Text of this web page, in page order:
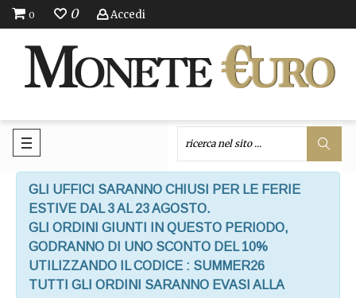
0 0 Accedi
GLI UFFICI SARANNO CHIUSI PER LE FERIE
ESTIVE DAL 3 AL 23 AGOSTO.
GLI ORDINI GIUNTI IN QUESTO PERIODO,
GODRANNO DI UNO SCONTO DEL 10%
UTILIZZANDO IL CODICE : SUMMER26
TUTTI GLI ORDINI SARANNO EVASI ALLA